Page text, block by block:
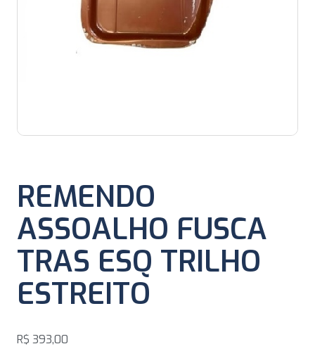
REMENDO
ASSOALHO FUSCA
TRAS ESQ TRILHO
ESTREITO
R$ 393,00